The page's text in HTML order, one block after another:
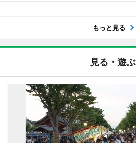
もっと見る
見る・遊ぶ